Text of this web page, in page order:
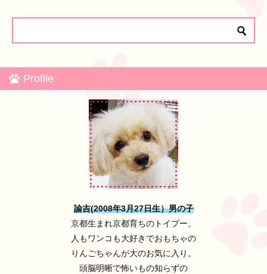
Profile
諭吉(2008年3月27日生）男の子
京都生まれ京都育ちのトイプー。
人もワンコも大好きでおもちゃの
りんごちゃんが大のお気に入り。
頭脳明晰で怖いもの知らずの